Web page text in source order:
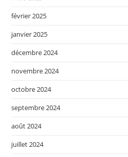
février 2025
janvier 2025
décembre 2024
novembre 2024
octobre 2024
septembre 2024
août 2024
juillet 2024